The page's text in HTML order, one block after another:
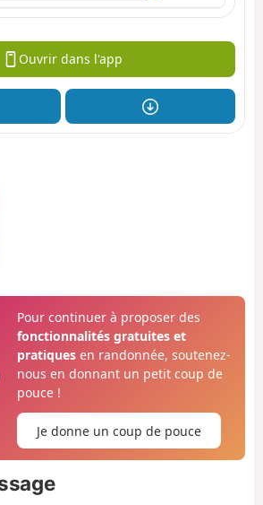
Ouvrir dans l'app
Pour continuer à proposer des
fonctionnalités gratuites et
pratiquesen randonnée, soutenez-
nous en donnant un petit coup de
pouce !
Je donne un coup de pouce